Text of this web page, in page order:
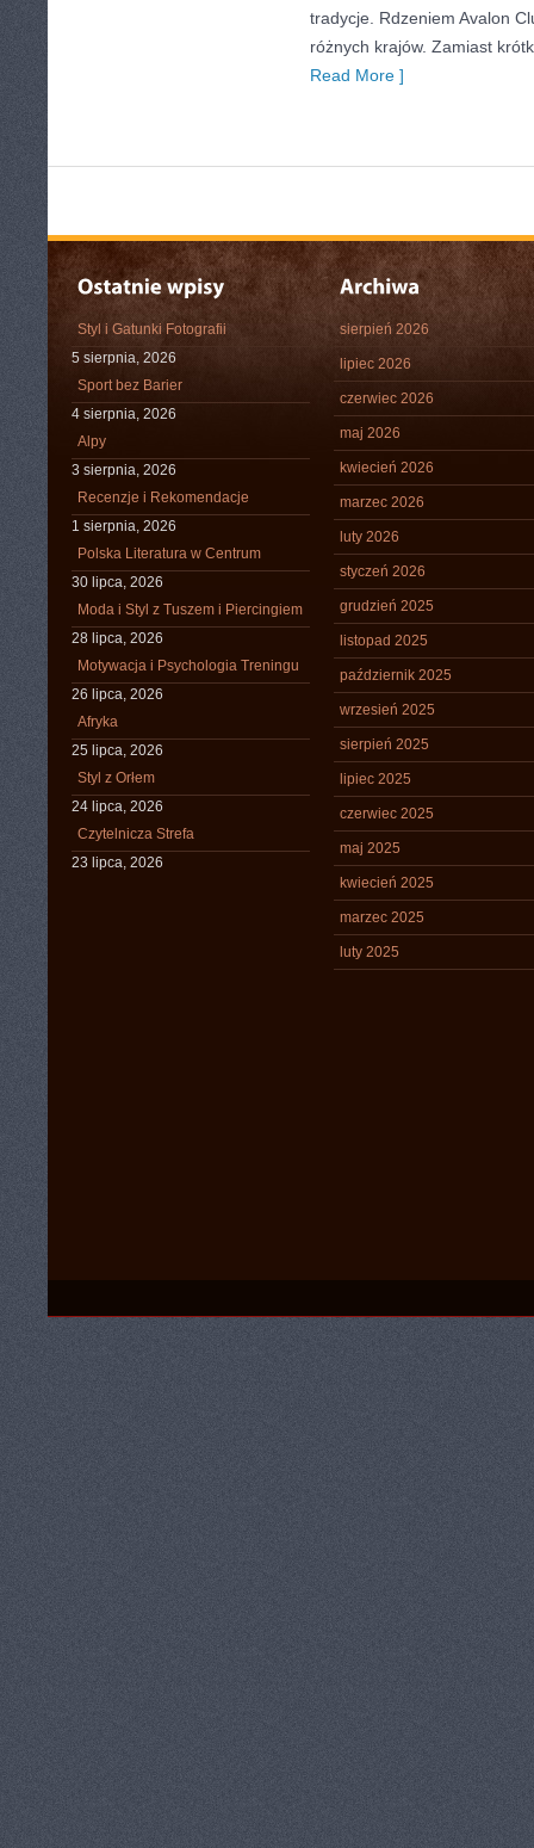
tradycje. Rdzeniem Avalon
różnych krajów. Zamiast
Read More ]
Styl i Gatunki Fotografii
5 sierpnia, 2026
Sport bez Barier
4 sierpnia, 2026
Alpy
3 sierpnia, 2026
Recenzje i Rekomendacje
1 sierpnia, 2026
Polska Literatura w Centrum
30 lipca, 2026
Moda i Styl z Tuszem i Piercingiem
28 lipca, 2026
Motywacja i Psychologia Treningu
26 lipca, 2026
Afryka
25 lipca, 2026
Styl z Orłem
24 lipca, 2026
Czytelnicza Strefa
23 lipca, 2026
sierpień 2026
lipiec 2026
czerwiec 2026
maj 2026
kwiecień 2026
marzec 2026
luty 2026
styczeń 2026
grudzień 2025
listopad 2025
październik 2025
wrzesień 2025
sierpień 2025
lipiec 2025
czerwiec 2025
maj 2025
kwiecień 2025
marzec 2025
luty 2025